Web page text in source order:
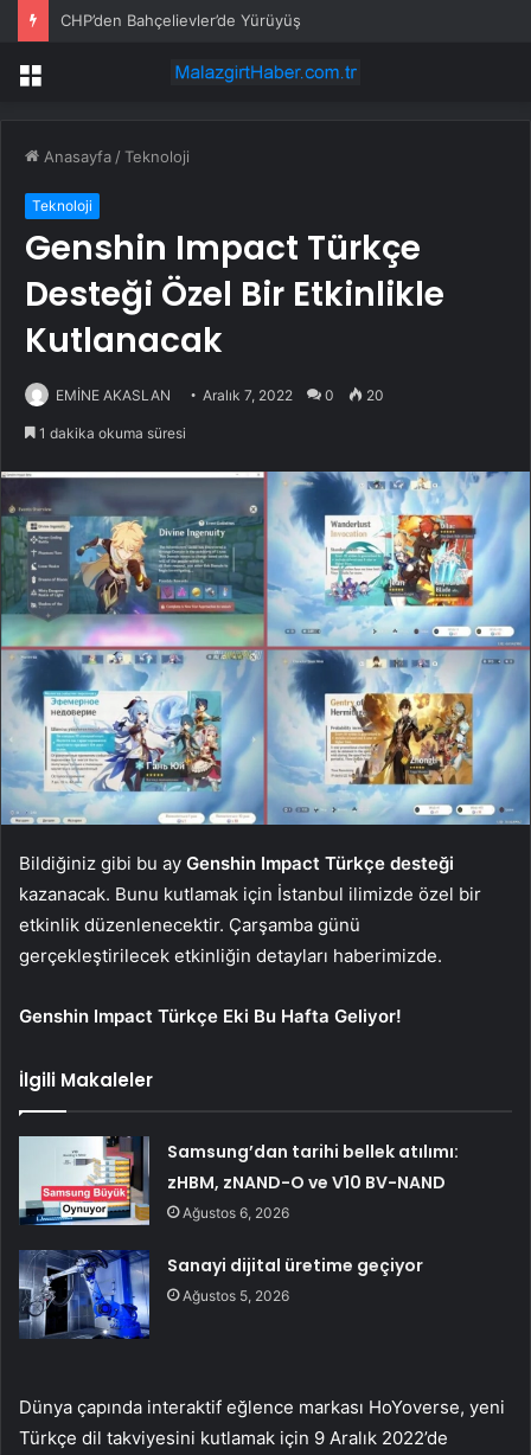
CHP’den Bahçelievler’de Yürüyüş
Menü
Anasayfa /Teknoloji
Teknoloji
Genshin Impact Türkçe
Desteği Özel Bir Etkinlikle
Kutlanacak
EMİNE AKASLAN Aralık 7, 2022 0 20
1 dakika okuma süresi
Bildiğiniz gibi bu ay Genshin Impact Türkçe desteği
kazanacak. Bunu kutlamak için İstanbul ilimizde özel bir
etkinlik düzenlenecektir. Çarşamba günü
gerçekleştirilecek etkinliğin detayları haberimizde.
Genshin Impact Türkçe Eki Bu Hafta Geliyor!
İlgili Makaleler
Samsung’dan tarihi bellek atılımı:
zHBM, zNAND-O ve V10 BV-NAND
Ağustos 6, 2026
Sanayi dijital üretime geçiyor
Ağustos 5, 2026
Dünya çapında interaktif eğlence markası HoYoverse, yeni
Türkçe dil takviyesini kutlamak için 9 Aralık 2022’de